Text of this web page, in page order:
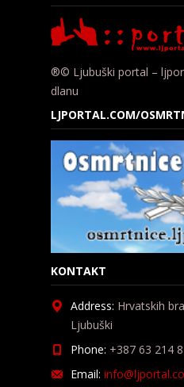
®© Ljubuški portal –
dlanu
LJPORTAL.COM/
KONTAKT
Address: Hrvatskih
Ljubuški
Phone: +387 63 214
Email: